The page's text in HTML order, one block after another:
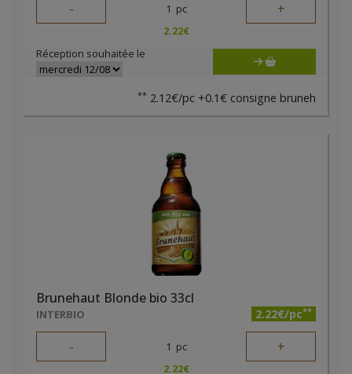
- 1 pc +
2.22€
Réception souhaitée le
** 2.12€/pc +0.1€ consigne bruneh
Brunehaut Blonde bio 33cl
INTERBIO 2.22€/pc**
- 1 pc +
2.22€